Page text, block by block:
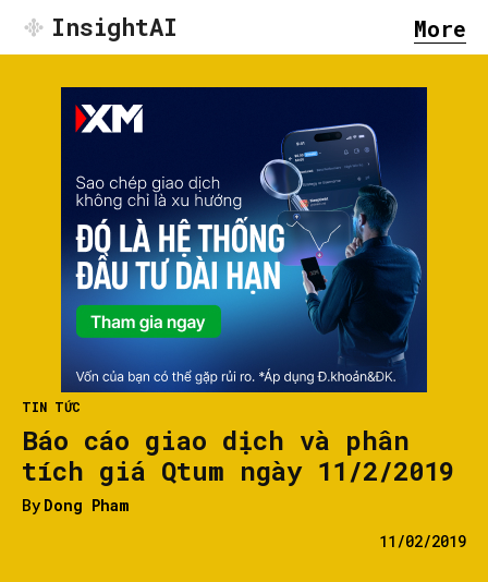
InsightAI More
TIN TỨC
Báo cáo giao dịch và phân
tích giá Qtum ngày 11/2/2019
By Dong Pham
11/02/2019